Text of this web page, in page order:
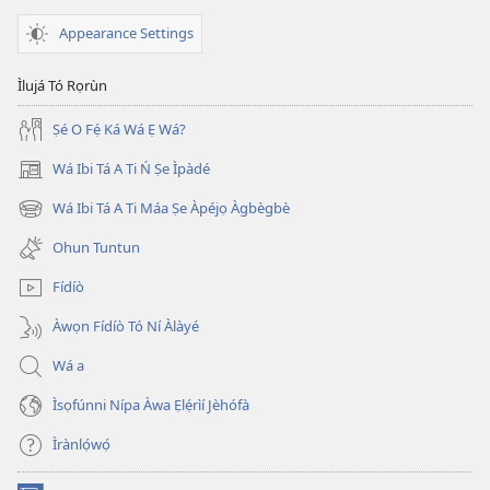
Appearance Settings
Ìlujá Tó Rọrùn
Ṣé O Fẹ́ Ká Wá Ẹ Wá?
Wá Ibi Tá A Ti Ń Ṣe Ìpàdé
(opens
new
window)
Wá Ibi Tá A Ti Máa Ṣe Àpéjọ Àgbègbè
(opens
new
window)
Ohun Tuntun
Fídíò
Àwọn Fídíò Tó Ní Àlàyé
Wá a
Ìsọfúnni Nípa Àwa Ẹlẹ́rìí Jèhófà
Ìrànlọ́wọ́